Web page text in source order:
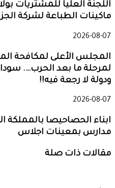
اللجنة العليا للمشتريات
ماكينات الطباعة لشركة
2026-08-07
المجلس الأعلى لمكافحة
لمرحلة ما بعد الحرب….
ودولة لا رجعة فيه!!
2026-08-07
مدارس بمعينات اجلاس
مقالات ذات صلة